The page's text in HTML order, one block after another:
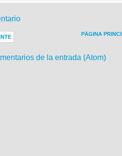
PÁGINA
de la entrada (Atom)